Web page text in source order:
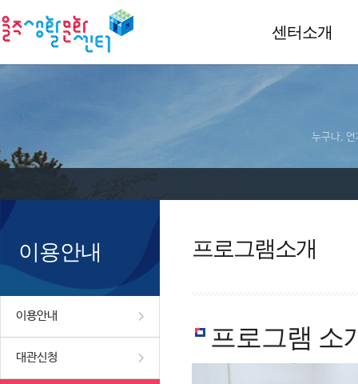
센터소개
누구나, 언
이용안내
이용안내
대관신청
프로그램소개
프로그램 소